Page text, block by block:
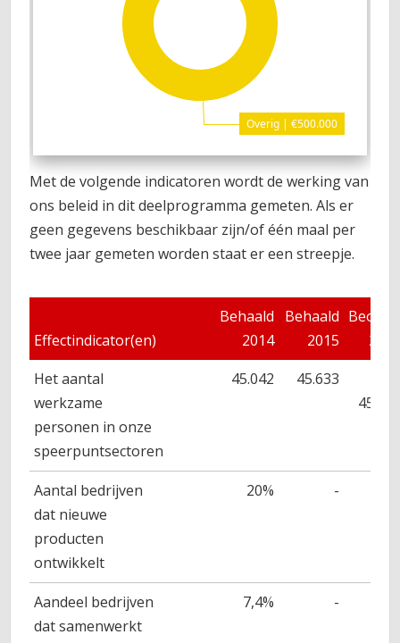
Overig | €500.000
Met de volgende indicatoren wordt de werking van
ons beleid in dit deelprogramma gemeten. Als er
geen gegevens beschikbaar zijn/of één maal per
twee jaar gemeten worden staat er een streepje.
Effectindicator(en)
Behaald
2014
Behaald
2015
Het aantal
werkzame
personen in onze
speerpuntsectoren
45.042
45.633
Aantal bedrijven
dat nieuwe
producten
ontwikkelt
20%
-
Aandeel bedrijven
dat samenwerkt
7,4% -